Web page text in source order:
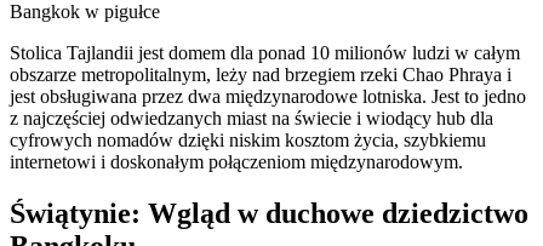
Bangkok w pigułce
Stolica Tajlandii jest domem dla ponad 10 milionów ludzi w całym
obszarze metropolitalnym, leży nad brzegiem rzeki Chao Phraya i
jest obsługiwana przez dwa międzynarodowe lotniska. Jest to jedno
z najczęściej odwiedzanych miast na świecie i wiodący hub dla
cyfrowych nomadów dzięki niskim kosztom życia, szybkiemu
internetowi i doskonałym połączeniom międzynarodowym.
Świątynie: Wgląd w duchowe dziedzictwo